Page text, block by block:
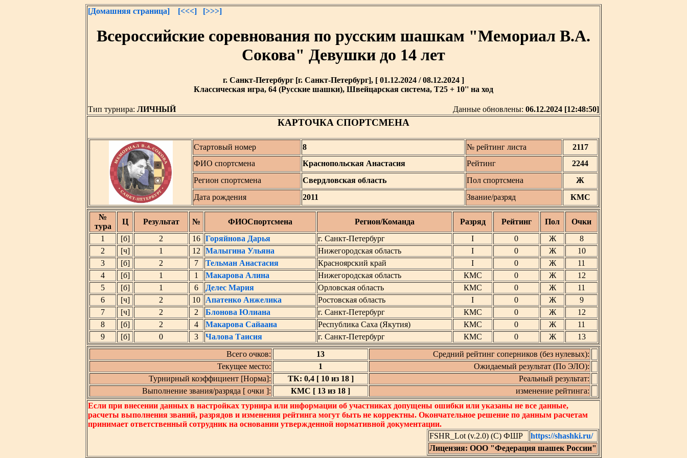
[Домашняя страница] [<<<] [>>>]
Всероссийские соревнования по русским шашкам "Мемориал В.А.
Сокова" Девушки до 14 лет
г. Санкт-Петербург [г. Санкт-Петербург], [ 01.12.2024 / 08.12.2024 ]
Классическая игра, 64 (Русские шашки), Швейцарская система, T25 + 10'' на ход
Тип турнира: ЛИЧНЫЙ Данные обновлены: 06.12.2024 [12:48:50]
КАРТОЧКА СПОРТСМЕНА
Стартовый номер 8 № рейтинг листа
2117
ФИО спортсмена
Краснопольская Анастасия Рейтинг
2244
Регион спортсмена
Свердловская область Пол спортсмена
Ж
Дата рождения
2011 Звание/разряд КМС
№
тура
Ц Результат № ФИОСпортсмена Регион/Команда Разряд Рейтинг Пол
Очки
1
[б] 2 16 Горяйнова Дарья г. Санкт-Петербург I 0 Ж
8
2
[ч] 1 12 Малыгина Ульяна Нижегородская область I 0 Ж
10
3
[б] 2 7 Тельман Анастасия Красноярский край I 0 Ж
11
4
[б] 1 1 Макарова Алина Нижегородская область КМС 0 Ж
12
5
[б] 1 6 Делес Мария Орловская область КМС 0 Ж
11
6
[ч] 2 10 Апатенко Анжелика Ростовская область I 0 Ж
9
7
[ч] 2 2 Блонова Юлиана г. Санкт-Петербург КМС 0 Ж
12
8
[б] 2 4 Макарова Сайаана Республика Саха (Якутия) КМС 0 Ж
11
9
[б] 0 3 Чалова Таисия г. Санкт-Петербург КМС 0 Ж
13
Всего очков:
13
Средний рейтинг соперников (без нулевых):
Текущее место:
1
Ожидаемый результат (По ЭЛО):
Турнирный коэффициент [Норма]:
ТК: 0,4 [ 10 из 18 ]
Реальный результат:
Выполнение звания/разряда [ очки ]:
КМС [ 13 из 18 ]
изменение рейтинга:
Если при внесении данных в настройках турнира или информации об участниках допущены ошибки или указаны не все данные,
расчеты выполнения званий, разрядов и изменения рейтинга могут быть не корректны. Окончательное решение по данным расчетам
принимает ответственный сотрудник на основании утвержденной нормативной документации.
FSHR_Lot (v.2.0) (C) ФШР
https://shashki.ru/
Лицензия: ООО "Федерация шашек России"